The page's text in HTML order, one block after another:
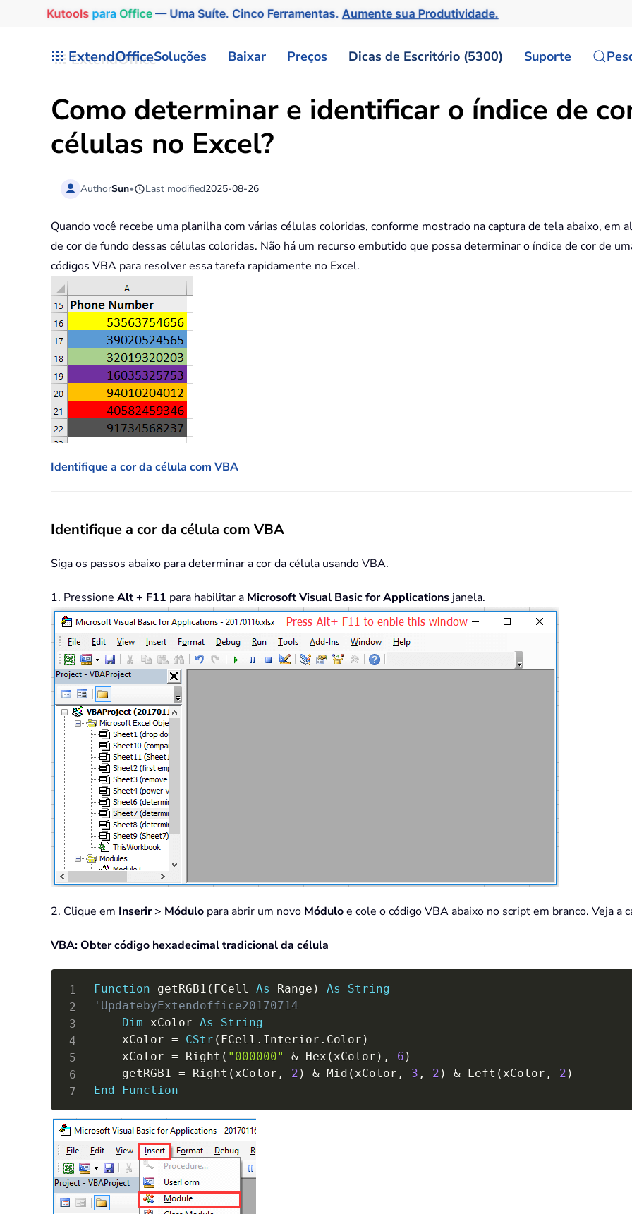
Kutools para Office— Uma Suíte. Cinco Ferramentas.Aumente sua Produtividade.
ExtendOfficeSoluções Baixar Preços Dicas de Escritório (5300) Suporte
Como determinar e identificar o índice de
células no Excel?
AuthorSun• Last modified2025-08-26
Quando você recebe uma planilha com várias células coloridas, conforme mostrado na captura de tela abaixo, em
de cor de fundo dessas células coloridas. Não há um recurso embutido que possa determinar o índice de cor de
códigos VBA para resolver essa tarefa rapidamente no Excel.
Identifique a cor da célula com VBA
Identifique a cor da célula com VBA
Siga os passos abaixo para determinar a cor da célula usando VBA.
1. Pressione Alt + F11 para habilitar a Microsoft Visual Basic for Applications janela.
2. Clique em Inserir> Módulo para abrir um novo Móduloe cole o código VBA abaixo no script em branco. Veja a
VBA: Obter código hexadecimal tradicional da célula
Function getRGB1 ( FCell As Range ) As
String
'UpdatebyExtendoffice20170714
Dim xColor As
String
    xColor
= CStr ( FCell . Interior . Color )
    xColor
= Right ( "000000" & Hex ( xColor ) , 6 )
    getRGB1
= Right ( xColor , 2 ) & Mid ( xColor , 3 , 2 ) & Left ( xColor , 2 )
End
Function